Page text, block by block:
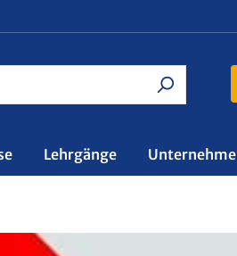
Lehrgänge